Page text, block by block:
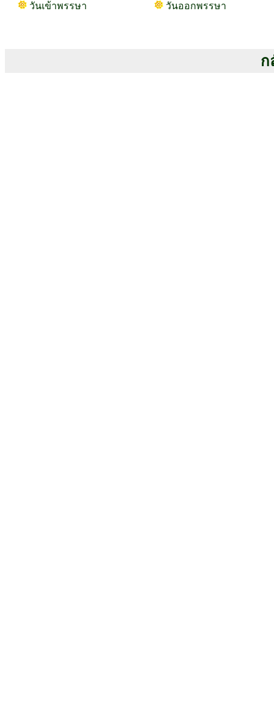
วันเข้าพรรษา วันออกพรรษา
ก